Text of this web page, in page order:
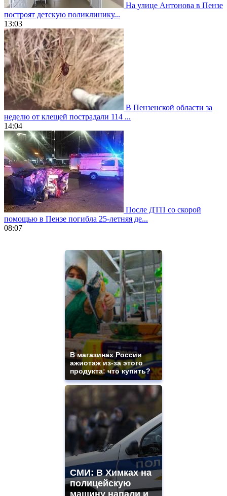
На улице Антонова в Пензе
построят детскую поликлинику...
13:03
В Пензенской области за
неделю от клещей пострадали 114 ...
14:04
После ДТП со скорой
помощью в Пензе погибла 25-летняя де...
08:07
https://gradewatches.to/
https://www.replicasrelojes.to/
В магазинах России
ажиотаж из-за этого
продукта: что купить?
СМИ: В Химках на
полицейскую
машину напали и